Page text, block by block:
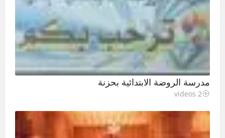
مدرسة الروضة الابتدائية بحزنة
2 videos